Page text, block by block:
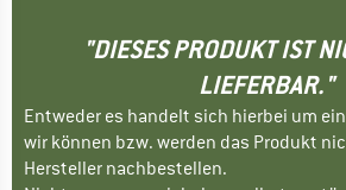
"DIESES PRODUKT IST
LIEFERBAR."
Entweder es handelt sich hierbei um
wir können bzw. werden das Produkt
Hersteller nachbestellen.